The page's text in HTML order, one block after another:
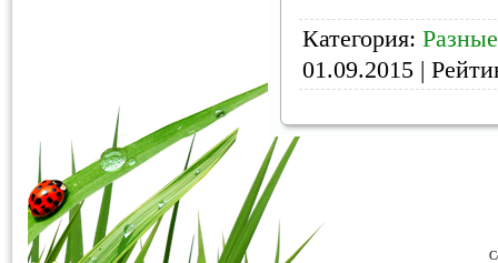
Категория:
01.09.2015 |